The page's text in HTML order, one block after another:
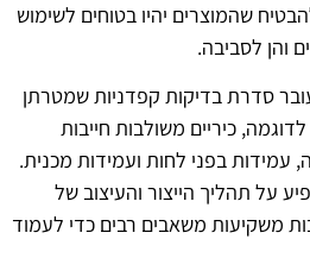
שהמוצרים יהיו בטוחים לשימוש
והן לסביבה.
סדרת בדיקות קפדניות שמטרתן
כיריים משולבות חייבות
עמידות בפני לחות ועמידות מכנית.
על תהליך הייצור והעיצוב של
משקיעות משאבים רבים כדי לעמוד